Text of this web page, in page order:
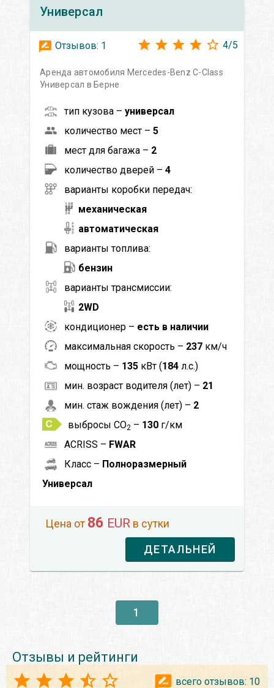
Универсал
Отзывов: 1 4/5
Аренда автомобиля Mercedes-Benz C-Class
Универсал в Берне
тип кузова – универсал
количество мест – 5
мест для багажа – 2
количество дверей – 4
варианты коробки передач:
механическая
автоматическая
варианты топлива:
бензин
варианты трансмиссии:
2WD
кондиционер – есть в наличии
максимальная скорость – 237 км/ч
мощность – 135 кВт (184 л.с.)
мин. возраст водителя (лет) – 21
мин. стаж вождения (лет) – 2
выбросы CO2 – 130 г/км
ACRISS – FWAR
Класс – Полноразмерный
Универсал
Цена от 86 EUR в сутки
ДЕТАЛЬНЕЙ
1
Отзывы и рейтинги
всего отзывов: 10